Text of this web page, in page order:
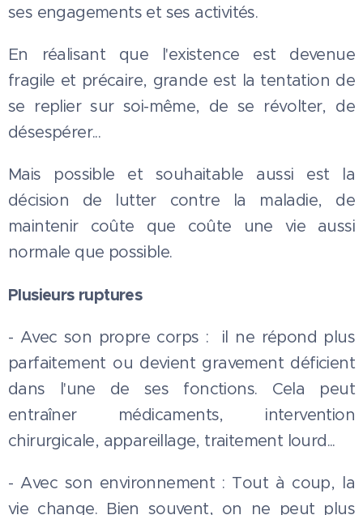
ses engagements et ses activités.
En réalisant que l'existence est devenue
fragile et précaire, grande est la tentation de
se replier sur soi-même, de se révolter, de
désespérer...
Mais possible et souhaitable aussi est la
décision de lutter contre la maladie, de
maintenir coûte que coûte une vie aussi
normale que possible.
Plusieurs ruptures
- Avec son propre corps : il ne répond plus
parfaitement ou devient gravement déficient
dans l'une de ses fonctions. Cela peut
entraîner médicaments, intervention
chirurgicale, appareillage, traitement lourd...
- Avec son environnement : Tout à coup, la
vie change. Bien souvent, on ne peut plus